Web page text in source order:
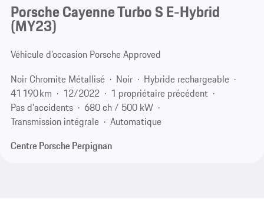
Porsche Cayenne Turbo S E-Hybrid
(MY23)
Véhicule d’occasion Porsche Approved
Noir Chromite Métallisé
Noir
Hybride rechargeable
41 190 km
12/2022
1 propriétaire précédent
Pas d'accidents
680 ch / 500 kW
Transmission intégrale
Automatique
Centre Porsche Perpignan